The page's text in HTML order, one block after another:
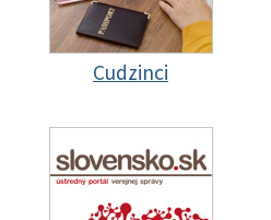
Cudzinci